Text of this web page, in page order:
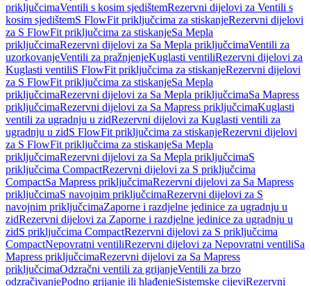
priključcimaVentili s kosim sjedištemRezervni dijelovi za Ventili s
kosim sjedištemS FlowFit priključcima za stiskanjeRezervni dijelovi
za S FlowFit priključcima za stiskanjeSa Mepla
priključcimaRezervni dijelovi za Sa Mepla priključcimaVentili za
uzorkovanjeVentili za pražnjenjeKuglasti ventiliRezervni dijelovi za
Kuglasti ventiliS FlowFit priključcima za stiskanjeRezervni dijelovi
za S FlowFit priključcima za stiskanjeSa Mepla
priključcimaRezervni dijelovi za Sa Mepla priključcimaSa Mapress
priključcimaRezervni dijelovi za Sa Mapress priključcimaKuglasti
ventili za ugradnju u zidRezervni dijelovi za Kuglasti ventili za
ugradnju u zidS FlowFit priključcima za stiskanjeRezervni dijelovi
za S FlowFit priključcima za stiskanjeSa Mepla
priključcimaRezervni dijelovi za Sa Mepla priključcimaS
priključcima CompactRezervni dijelovi za S priključcima
CompactSa Mapress priključcimaRezervni dijelovi za Sa Mapress
priključcimaS navojnim priključcimaRezervni dijelovi za S
navojnim priključcimaZaporne i razdjelne jedinice za ugradnju u
zidRezervni dijelovi za Zaporne i razdjelne jedinice za ugradnju u
zidS priključcima CompactRezervni dijelovi za S priključcima
CompactNepovratni ventiliRezervni dijelovi za Nepovratni ventiliSa
Mapress priključcimaRezervni dijelovi za Sa Mapress
priključcimaOdzračni ventili za grijanjeVentili za brzo
odzračivanjePodno grijanje ili hlađenjeSistemske cijeviRezervni